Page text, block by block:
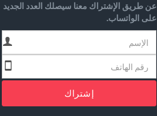
عن طريق الإشتراك معنا سيصلك العدد الجديد
على الواتساب.
إشتراك